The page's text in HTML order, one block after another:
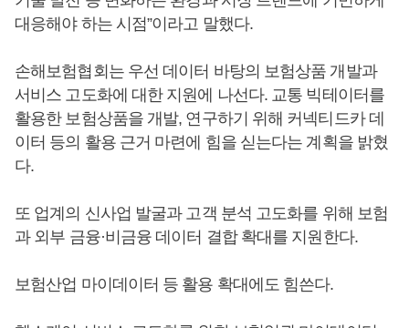
대응해야 하는 시점”이라고 말했다.
손해보험협회는 우선 데이터 바탕의 보험상품 개발과
서비스 고도화에 대한 지원에 나선다. 교통 빅테이터를
활용한 보험상품을 개발, 연구하기 위해 커넥티드카 데
이터 등의 활용 근거 마련에 힘을 싣는다는 계획을 밝혔
다.
또 업계의 신사업 발굴과 고객 분석 고도화를 위해 보험
과 외부 금융·비금융 데이터 결합 확대를 지원한다.
보험산업 마이데이터 등 활용 확대에도 힘쓴다.